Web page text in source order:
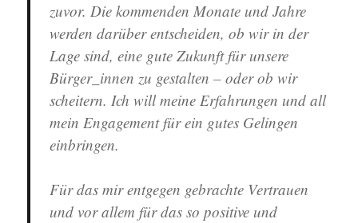
zuvor. Die kommenden Monate und Jahre
werden darüber entscheiden, ob wir in der
Lage sind, eine gute Zukunft für unsere
Bürger_innen zu gestalten – oder ob wir
scheitern. Ich will meine Erfahrungen und all
mein Engagement für ein gutes Gelingen
einbringen.
Für das mir entgegen gebrachte Vertrauen
und vor allem für das so positive und